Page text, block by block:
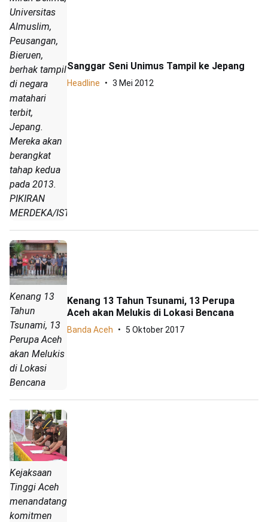
Universitas
Almuslim,
Peusangan,
Bieruen,
berhak tampil
di negara
matahari
terbit,
Jepang.
Mereka akan
berangkat
tahap kedua
pada 2013.
PIKIRAN
MERDEKA/IST
Sanggar Seni Unimus Tampil ke Jepang
Headline 3 Mei 2012
Kenang 13
Tahun
Tsunami, 13
Perupa Aceh
akan Melukis
di Lokasi
Bencana
Kenang 13 Tahun Tsunami, 13 Perupa
Aceh akan Melukis di Lokasi Bencana
Banda Aceh 5 Oktober 2017
Kejaksaan
Tinggi Aceh
menandatangani
komitmen